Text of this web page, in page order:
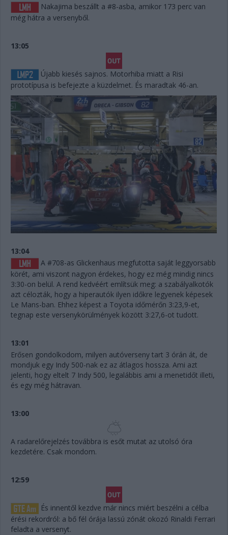
Nakajima beszállt a #8-asba, amikor 173 perc van
még hátra a versenyből.
13:05
Újabb kiesés sajnos. Motorhiba miatt a Risi
prototípusa is befejezte a küzdelmet. És maradtak 46-an.
13:04
A #708-as Glickenhaus megfutotta saját leggyorsabb
körét, ami viszont nagyon érdekes, hogy ez még mindig nincs
3:30-on belül. A rend kedvéért említsük meg: a szabályalkotók
azt célozták, hogy a hiperautók ilyen időkre legyenek képesek
Le Mans-ban. Ehhez képest a Toyota időmérőn 3:23,9-et,
tegnap este versenykörülmények között 3:27,6-ot tudott.
13:01
Erősen gondolkodom, milyen autóverseny tart 3 órán át, de
mondjuk egy Indy 500-nak ez az átlagos hossza. Ami azt
jelenti, hogy eltelt 7 Indy 500, legalábbis ami a menetidőt illeti,
és egy még hátravan.
13:00
A radarelőrejelzés továbbra is esőt mutat az utolsó óra
kezdetére. Csak mondom.
12:59
És innentől kezdve már nincs miért beszélni a célba
érési rekordról: a bő fél órája lassú zónát okozó Rinaldi Ferrari
feladta a versenyt.